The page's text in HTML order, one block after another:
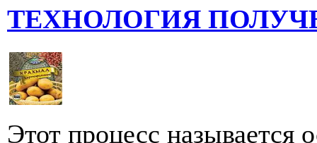
ТЕХНОЛОГИЯ
Этот процесс называется